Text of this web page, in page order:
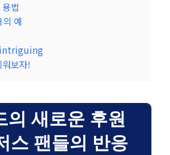
법
예
intriguing
보자!
의 새로운 후원
스 팬들의 반응